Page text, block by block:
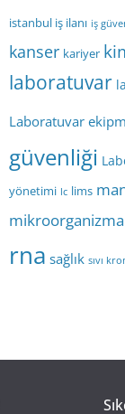
istanbul iş ilanı iş
kanser kariyer
laboratuvar
Laboratuvar
güvenliği
yönetimi lc lims
mikroorganizma
rna sağlık sıvı